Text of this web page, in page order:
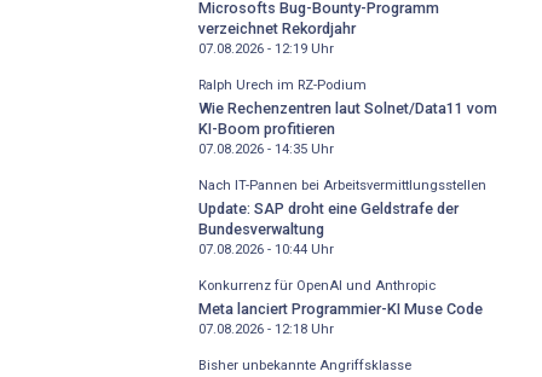
Microsofts Bug-Bounty-Programm
verzeichnet Rekordjahr
07.08.2026 - 12:19Uhr
Ralph Urech im RZ-Podium
Wie Rechenzentren laut Solnet/Data11 vom
KI-Boom profitieren
07.08.2026 - 14:35Uhr
Nach IT-Pannen bei Arbeitsvermittlungsstellen
Update: SAP droht eine Geldstrafe der
Bundesverwaltung
07.08.2026 - 10:44Uhr
Konkurrenz für OpenAI und Anthropic
Meta lanciert Programmier-KI Muse Code
07.08.2026 - 12:18Uhr
Bisher unbekannte Angriffsklasse